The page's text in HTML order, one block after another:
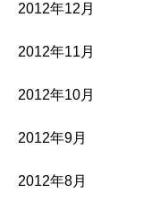
2012年12月
2012年11月
2012年10月
2012年9月
2012年8月